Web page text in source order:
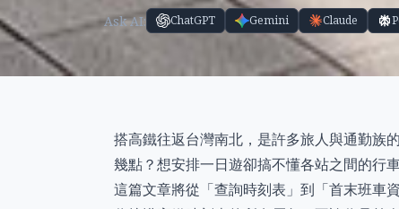
Ask AI: ChatGPT Gemini Claude
搭高鐵往返台灣南北，是許多旅人與通勤族
幾點？想安排一日遊卻搞不懂各站之間的行
這篇文章將從「查詢時刻表」到「首末班車